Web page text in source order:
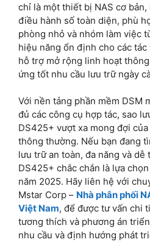
chỉ là một thiết bị NAS cơ
điều hành số toàn diện, phù
phòng nhỏ và nhóm làm việc
hiệu năng ổn định cho các
hỗ trợ mở rộng linh hoạt
ứng tốt nhu cầu lưu trữ ngày
Với nền tảng phần mềm DSM
đủ các công cụ hợp tác, sao
DS425+ vượt xa mong đợi
thông thường. Nếu bạn đang
lưu trữ an toàn, đa năng và
DS425+ chắc chắn là lựa
năm 2025. Hãy liên hệ với
Mstar Corp – Nhà phân phối
Việt Nam, để được tư vấn chi
tương thích và phương án
nhu cầu và định hướng phát